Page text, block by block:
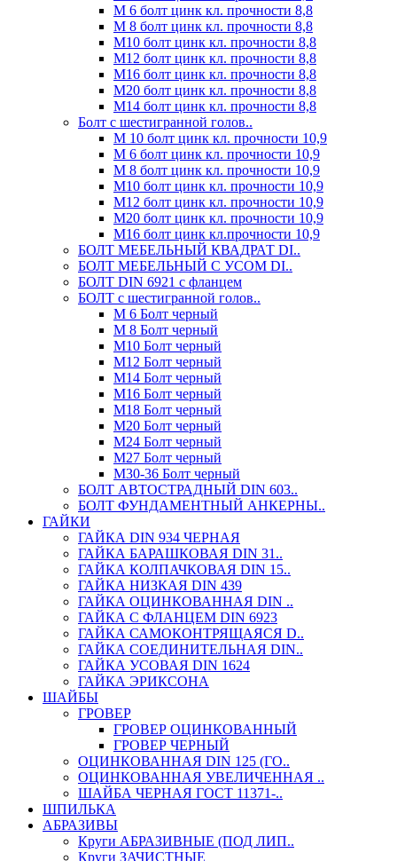
М 6 болт цинк кл. прочности 8,8
М 8 болт цинк кл. прочности 8,8
М10 болт цинк кл. прочности 8,8
М12 болт цинк кл. прочности 8,8
М16 болт цинк кл. прочности 8,8
М20 болт цинк кл. прочности 8,8
М14 болт цинк кл. прочности 8,8
Болт с шестигранной голов..
М 10 болт цинк кл. прочности 10,9
М 6 болт цинк кл. прочности 10,9
М 8 болт цинк кл. прочности 10,9
М10 болт цинк кл. прочности 10,9
М12 болт цинк кл. прочности 10,9
М20 болт цинк кл. прочности 10,9
М16 болт цинк кл.прочности 10,9
БОЛТ МЕБЕЛЬНЫЙ КВАДРАТ DI..
БОЛТ МЕБЕЛЬНЫЙ С УСОМ DI..
БОЛТ DIN 6921 c фланцем
БОЛТ с шестигранной голов..
М 6 Болт черный
М 8 Болт черный
М10 Болт черный
М12 Болт черный
М14 Болт черный
М16 Болт черный
М18 Болт черный
М20 Болт черный
М24 Болт черный
М27 Болт черный
М30-36 Болт черный
БОЛТ АВТОСТРАДНЫЙ DIN 603..
БОЛТ ФУНДАМЕНТНЫЙ АНКЕРНЫ..
ГАЙКИ
ГАЙКА DIN 934 ЧЕРНАЯ
ГАЙКА БАРАШКОВАЯ DIN 31..
ГАЙКА КОЛПАЧКОВАЯ DIN 15..
ГАЙКА НИЗКАЯ DIN 439
ГАЙКА ОЦИНКОВАННАЯ DIN ..
ГАЙКА С ФЛАНЦЕМ DIN 6923
ГАЙКА САМОКОНТРЯЩАЯСЯ D..
ГАЙКА СОЕДИНИТЕЛЬНАЯ DIN..
ГАЙКА УСОВАЯ DIN 1624
ГАЙКА ЭРИКСОНА
ШАЙБЫ
ГРОВЕР
ГРОВЕР ОЦИНКОВАННЫЙ
ГРОВЕР ЧЕРНЫЙ
ОЦИНКОВАННАЯ DIN 125 (ГО..
ОЦИНКОВАННАЯ УВЕЛИЧЕННАЯ ..
ШАЙБА ЧЕРНАЯ ГОСТ 11371-..
ШПИЛЬКА
АБРАЗИВЫ
Круги АБРАЗИВНЫЕ (ПОД ЛИП..
Круги ЗАЧИСТНЫЕ